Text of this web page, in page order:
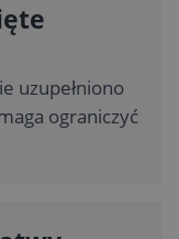
uzupełniono
ograniczyć